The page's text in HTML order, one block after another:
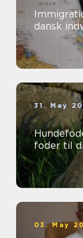
dansk
31. May
Hundefoder sådan vælger du
foder til
03. May